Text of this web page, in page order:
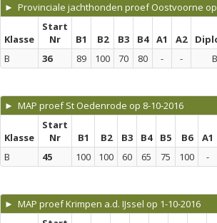
► Provinciale jachthonden proef Oostvoorne op
Klasse
Start
Nr
B1 B2 B3 B4 A1 A2
B
36 89 100 70 80 - - B
► MAP proef St Oedenrode op 8-10-2016
Klasse
Start
Nr
B1 B2 B3 B4 B5 B6 A1
B
45 100 100 60 65 75 100 -
► MAP proef Krimpen a.d. IJssel op 1-10-2016